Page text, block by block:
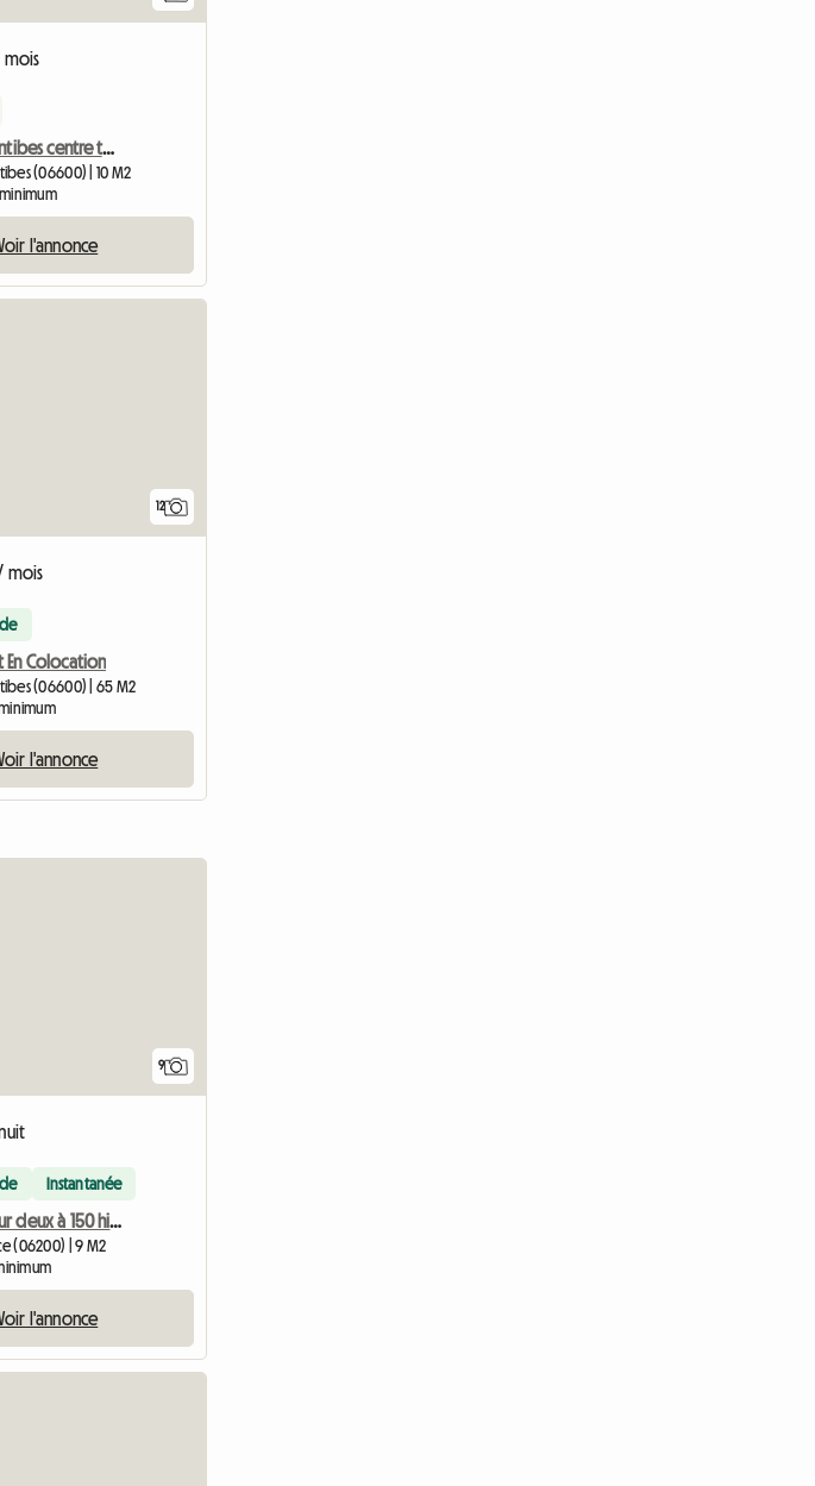
mois
Colocation Antibes centre tout confort à l’année
(06600) | 10 M2
l'annonce
12
mois
Colocation
(06600) | 65 M2
l'annonce
9
Instantanée
Chambre pour deux à 150 hinspacem de La Promenade/Tramway
(06200) | 9 M2
l'annonce